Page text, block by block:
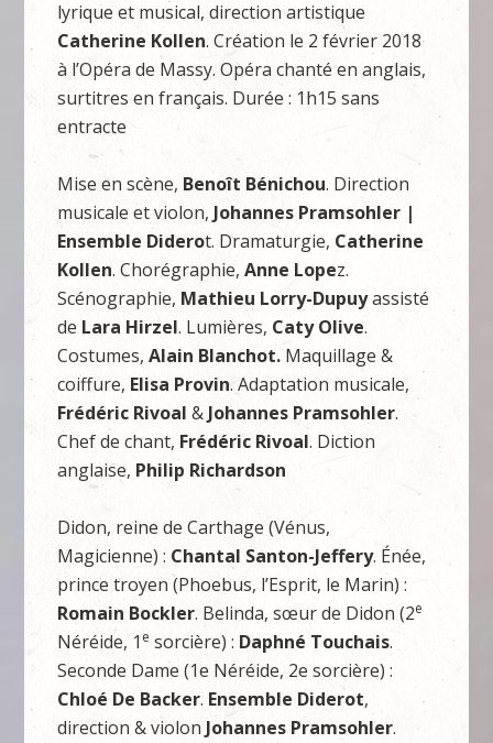
lyrique et musical, direction artistique
Catherine Kollen. Création le 2 février 2018
à l’Opéra de Massy. Opéra chanté en anglais,
surtitres en français. Durée : 1h15 sans
entracte
Mise en scène, Benoît Bénichou. Direction
musicale et violon, Johannes Pramsohler |
Ensemble Diderot. Dramaturgie, Catherine
Kollen. Chorégraphie,Anne Lopez.
Scénographie, Mathieu Lorry-Dupuyassisté
de Lara Hirzel. Lumières, Caty Olive.
Costumes,Alain Blanchot. Maquillage &
coiffure, Elisa Provin. Adaptation musicale,
Frédéric Rivoal & Johannes Pramsohler.
Chef de chant, Frédéric Rivoal. Diction
anglaise, Philip Richardson
Didon, reine de Carthage (Vénus,
Magicienne) : Chantal Santon-Jeffery. Énée,
prince troyen (Phoebus, l’Esprit, le Marin) :
Romain Bockler. Belinda, sœur de Didon (2e
Néréide, 1e sorcière) : Daphné Touchais.
Seconde Dame (1e Néréide, 2e sorcière) :
Chloé De Backer. Ensemble Diderot,
direction & violon Johannes Pramsohler.